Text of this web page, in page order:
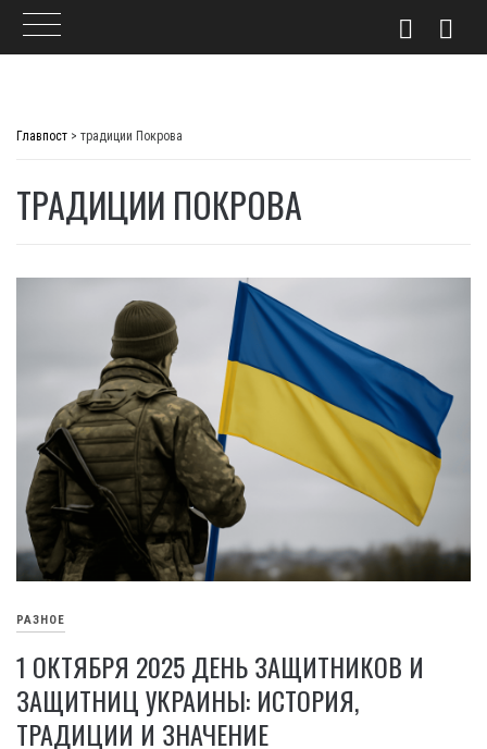
Главпост > традиции Покрова
ТРАДИЦИИ ПОКРОВА
РАЗНОЕ
1 ОКТЯБРЯ 2025 ДЕНЬ ЗАЩИТНИКОВ И
ЗАЩИТНИЦ УКРАИНЫ: ИСТОРИЯ,
ТРАДИЦИИ И ЗНАЧЕНИЕ